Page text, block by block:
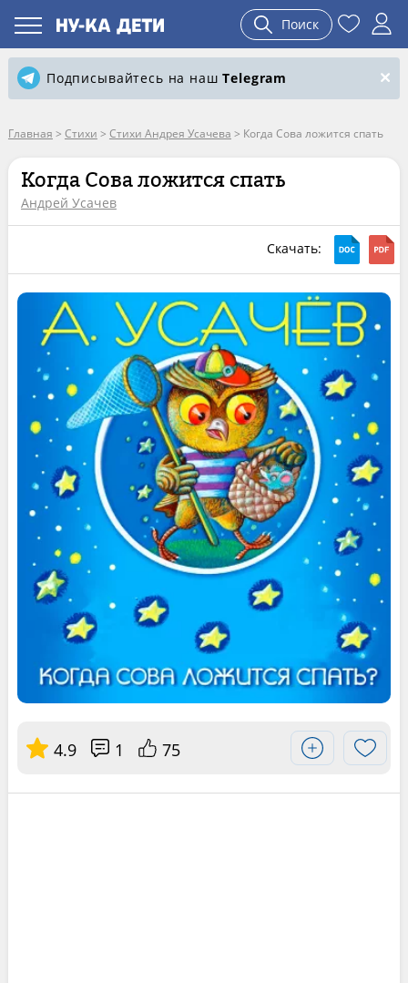
Поиск
Подписывайтесь на нашTelegram
Главная > Стихи > Стихи Андрея Усачева > Когда Сова ложится спать
Когда Сова ложится спать
Андрей Усачев
Скачать:
4.9 1 75